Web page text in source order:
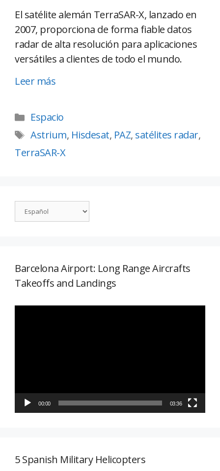
El satélite alemán TerraSAR-X, lanzado en
2007, proporciona de forma fiable datos
radar de alta resolución para aplicaciones
versátiles a clientes de todo el mundo.
Leer más
Espacio
Astrium, Hisdesat, PAZ, satélites radar,
TerraSAR-X
Barcelona Airport: Long Range Aircrafts
Takeoffs and Landings
00:00 03:36
5 Spanish Military Helicopters